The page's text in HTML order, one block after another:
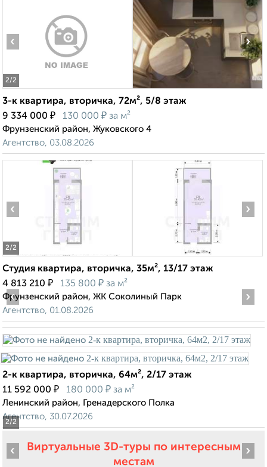
2/2
‹ ›
3-к квартира, вторичка, 72м², 5/8 этаж
9 334 000 ₽ 130 000 ₽ за м²
Фрунзенский район, Жуковского 4
Агентство, 03.08.2026
2/2
‹ ›
Студия квартира, вторичка, 35м², 13/17 этаж
4 813 210 ₽ 135 800 ₽ за м²
Фрунзенский район, ЖК Соколиный Парк
Агентство, 01.08.2026
2/2
‹ ›
2-к квартира, вторичка, 64м², 2/17 этаж
11 592 000 ₽ 180 000 ₽ за м²
Ленинский район, Гренадерского Полка
Агентство, 30.07.2026
Виртуальные 3D-туры по интересным
местам
‹ ›